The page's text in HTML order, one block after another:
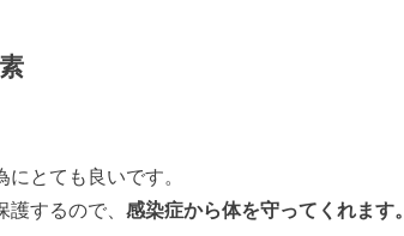
にとても良いです。
するので、 感染症から体を守ってくれます。